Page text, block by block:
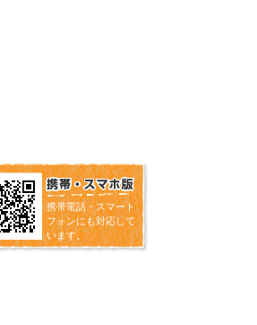
携帯電話・スマート
フォンにも対応して
います。